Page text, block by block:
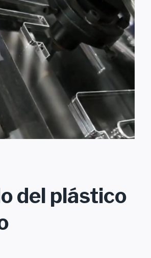
del plástico